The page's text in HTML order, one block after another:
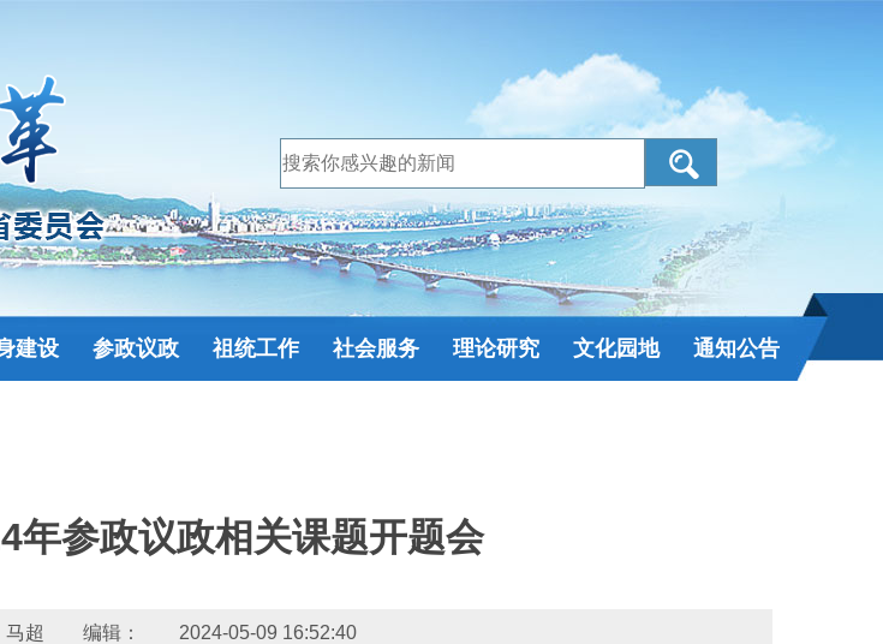
建设 参政议政 祖统工作 社会服务 理论研究 文化园地 通知公告
年参政议政相关课题开题会
马超 编辑： 2024-05-09 16:52:40